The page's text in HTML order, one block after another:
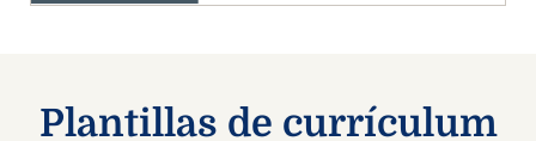
Plantillas de currículum